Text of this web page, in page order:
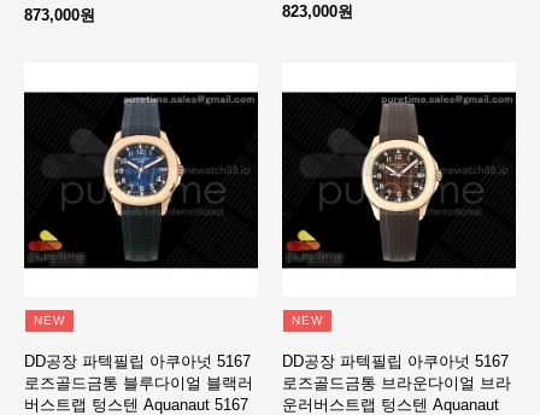
873,000원
823,000원
NEW
DD공장 파텍필립 아쿠아넛 5167
로즈골드금통 블루다이얼 블랙러
버스트랩 텅스텐 Aquanaut 5167
NEW
DD공장 파텍필립 아쿠아넛 5167
로즈골드금통 브라운다이얼 브라
운러버스트랩 텅스텐 Aquanaut